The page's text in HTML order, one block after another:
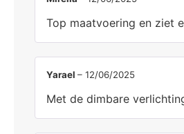
Top maatvoering en ziet
Yarael – 12/06/2025
Met de dimbare